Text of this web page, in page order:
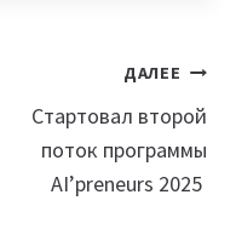
ДАЛЕЕ
Стартовал второй
поток программы
AI’preneurs 2025